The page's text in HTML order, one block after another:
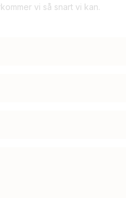
vi så snart vi kan.